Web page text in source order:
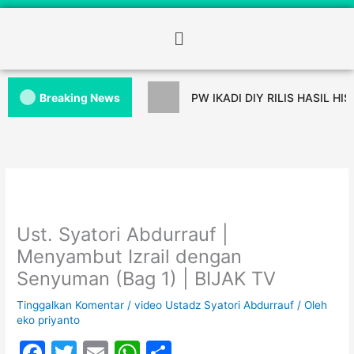
Breaking News PW IKADI DIY RILIS HASIL
Ust. Syatori Abdurrauf |
Menyambut Izrail dengan
Senyuman (Bag 1) | BIJAK TV
Tinggalkan Komentar /video Ustadz Syatori Abdurrauf / Oleh
eko priyanto